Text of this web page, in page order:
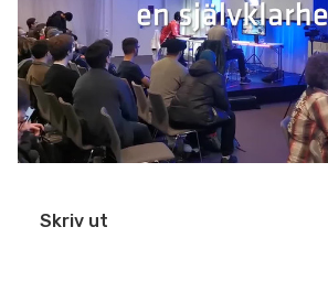
Skriv ut